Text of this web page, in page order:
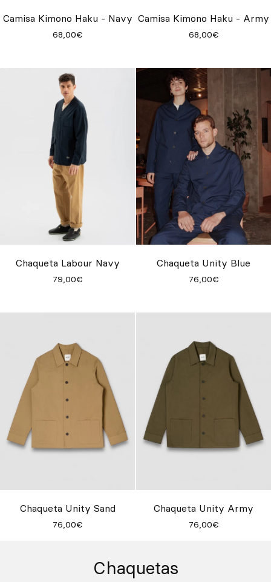
Inspírate
EN IT
Chaquetas
Camisa Kimono Haku - Navy
68,00€
Camisa Kimono Haku - Army
68,00€
Chaqueta Labour Navy
79,00€
Chaqueta Unity Blue
76,00€
Chaqueta Unity Sand
76,00€
Chaqueta Unity Army
76,00€